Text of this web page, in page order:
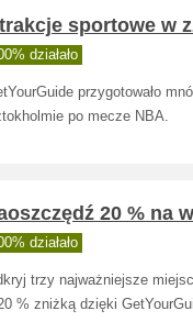
sportowe w
działało
przygotowało
po mecze NBA.
20 % na
działało
trzy najważniejsze
% zniżką dzięki